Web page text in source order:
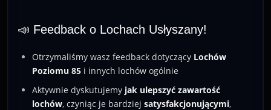
📣 Feedback o Lochach Usłyszany!
Otrzymaliśmy wasz feedback dotyczący Lochów
Poziomu 85 i innych lochów ogólnie
Aktywnie dyskutujemy jak ulepszyć zawartość
lochów, czyniąc je bardziej satysfakcjonującymi,